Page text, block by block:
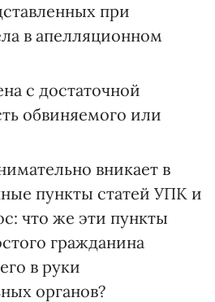
при
в апелляционном
с достаточной
обвиняемого или
вникает в
пункты статей УПК и
что же эти пункты
гражданина
в руки
органов?